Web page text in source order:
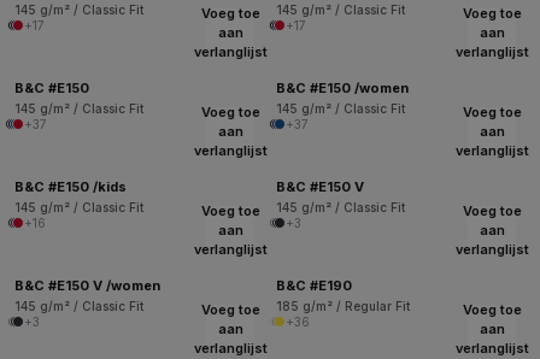
145 g/m² / Classic Fit
+17
145 g/m² / Classic Fit
+17
Voeg toe
aan
verlanglijst
B&C #E150
145 g/m² / Classic Fit
+37
Voeg toe
aan
verlanglijst
B&C #E150 /women
145 g/m² / Classic Fit
+37
Voeg toe
aan
verlanglijst
B&C #E150 /kids
145 g/m² / Classic Fit
+16
Voeg toe
aan
verlanglijst
B&C #E150 V
145 g/m² / Classic Fit
+3
Voeg toe
aan
verlanglijst
B&C #E150 V /women
145 g/m² / Classic Fit
+3
Voeg toe
aan
verlanglijst
B&C #E190
185 g/m² / Regular Fit
+36
Voeg toe
aan
verlanglijst
Voeg toe
aan
verlanglijst